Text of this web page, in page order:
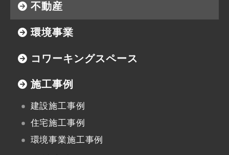
不動産
環境事業
コワーキングスペース
施工事例
建設施工事例
住宅施工事例
環境事業施工事例